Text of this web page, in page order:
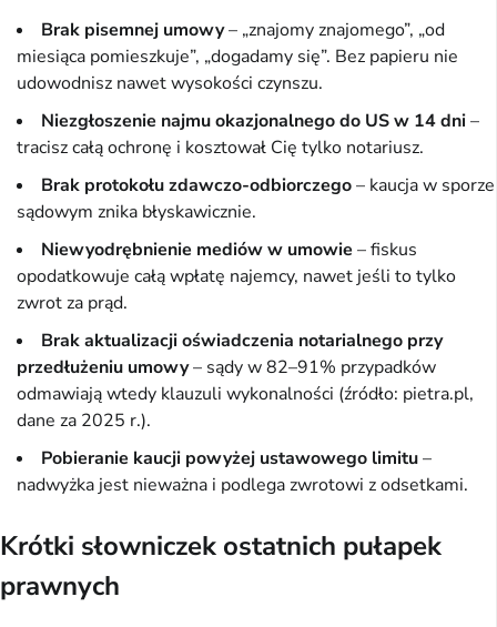
Brak pisemnej umowy– „znajomy znajomego”, „od
miesiąca pomieszkuje”, „dogadamy się”. Bez papieru nie
udowodnisz nawet wysokości czynszu.
Niezgłoszenie najmu okazjonalnego do US w 14 dni–
tracisz całą ochronę i kosztował Cię tylko notariusz.
Brak protokołu zdawczo-odbiorczego– kaucja w sporze
sądowym znika błyskawicznie.
Niewyodrębnienie mediów w umowie – fiskus
opodatkowuje całą wpłatę najemcy, nawet jeśli to tylko
zwrot za prąd.
Brak aktualizacji oświadczenia notarialnego przy
przedłużeniu umowy– sądy w 82–91% przypadków
odmawiają wtedy klauzuli wykonalności (źródło: pietra.pl,
dane za 2025 r.).
Pobieranie kaucji powyżej ustawowego limitu–
nadwyżka jest nieważna i podlega zwrotowi z odsetkami.
Krótki słowniczek ostatnich pułapek
prawnych